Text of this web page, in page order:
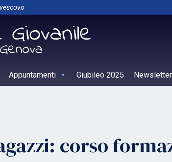
Appuntamenti Giubileo 2025 Newsletter
corso